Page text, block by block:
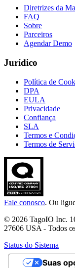
Diretrizes da
FAQ
Sobre
Parceiros
Agendar Demo
Jurídico
Política de
DPA
EULA
Privacidade
Confiança
SLA
Termos e
Termos de
Fale conosco. Ou
© 2026 TagoIO Inc.
27606 USA - Todos
Status do Sistema
Suas